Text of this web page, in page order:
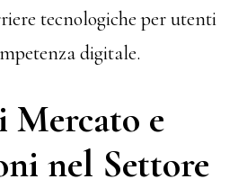
tecnologiche per utenti
digitale.
e
nel Settore